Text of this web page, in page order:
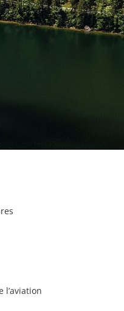
l’aviation